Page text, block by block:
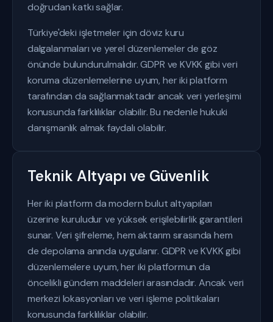
doğrudan katkı sağlar.
Türkiye'deki işletmeler için döviz kuru
dalgalanmaları ve yerel düzenlemeler de göz
önünde bulundurulmalıdır. GDPR ve KVKK gibi veri
koruma düzenlemelerine uyum, her iki platform
tarafından da sağlanmaktadır ancak veri yerleşimi
konusunda farklılıklar olabilir. Bu nedenle hukuki
danışmanlık almak faydalı olabilir.
Teknik Altyapı ve Güvenlik
Her iki platform da modern bulut altyapıları
üzerine kuruludur ve yüksek erişilebilirlik garantileri
sunar. Veri şifreleme, hem aktarım sırasında hem
de depolama anında uygulanır. GDPR ve KVKK gibi
düzenlemelere uyum, her iki platformun da
öncelikli gündem maddeleri arasındadır. Ancak veri
merkezi lokasyonları ve veri işleme politikaları
konusunda farklılıklar olabilir.